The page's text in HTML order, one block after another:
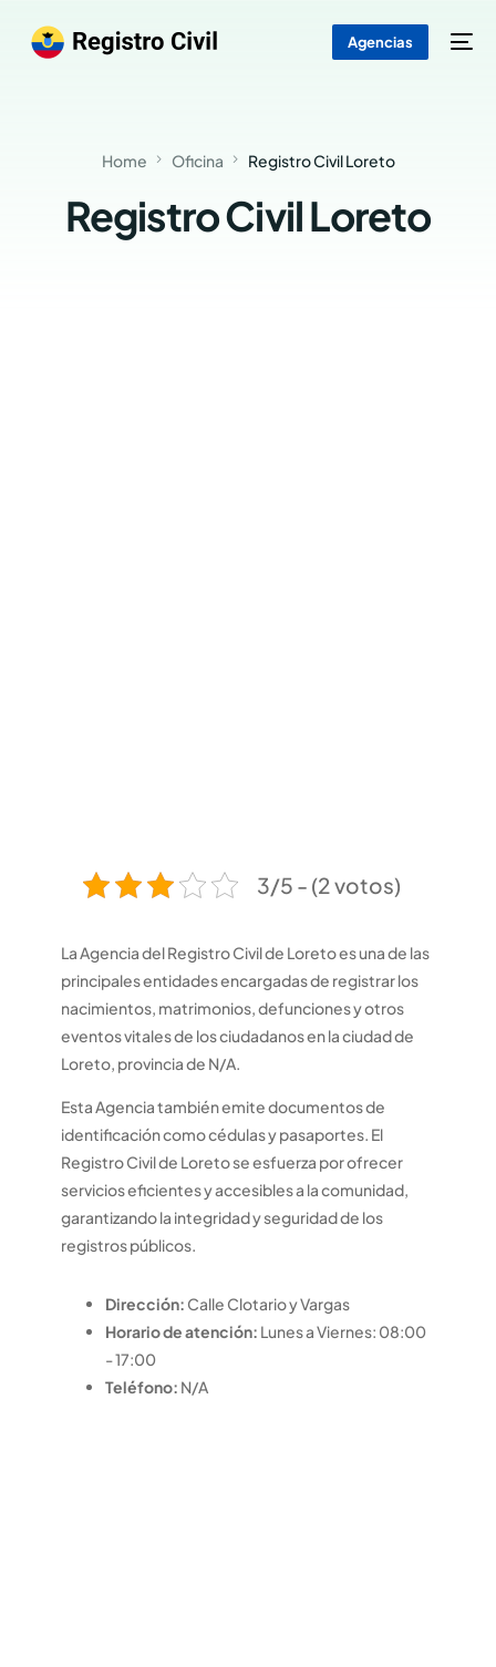
Agencias
Home Oficina Registro Civil Loreto
Registro Civil Loreto
3/5 - (2 votos)
La Agencia del Registro Civil de Loreto es una de las
principales entidades encargadas de registrar los
nacimientos, matrimonios, defunciones y otros
eventos vitales de los ciudadanos en la ciudad de
Loreto, provincia de N/A.
Esta Agencia también emite documentos de
identificación como cédulas y pasaportes. El
Registro Civil de Loreto se esfuerza por ofrecer
servicios eficientes y accesibles a la comunidad,
garantizando la integridad y seguridad de los
registros públicos.
Dirección: Calle Clotario y Vargas
Horario de atención: Lunes a Viernes: 08:00
- 17:00
Teléfono: N/A